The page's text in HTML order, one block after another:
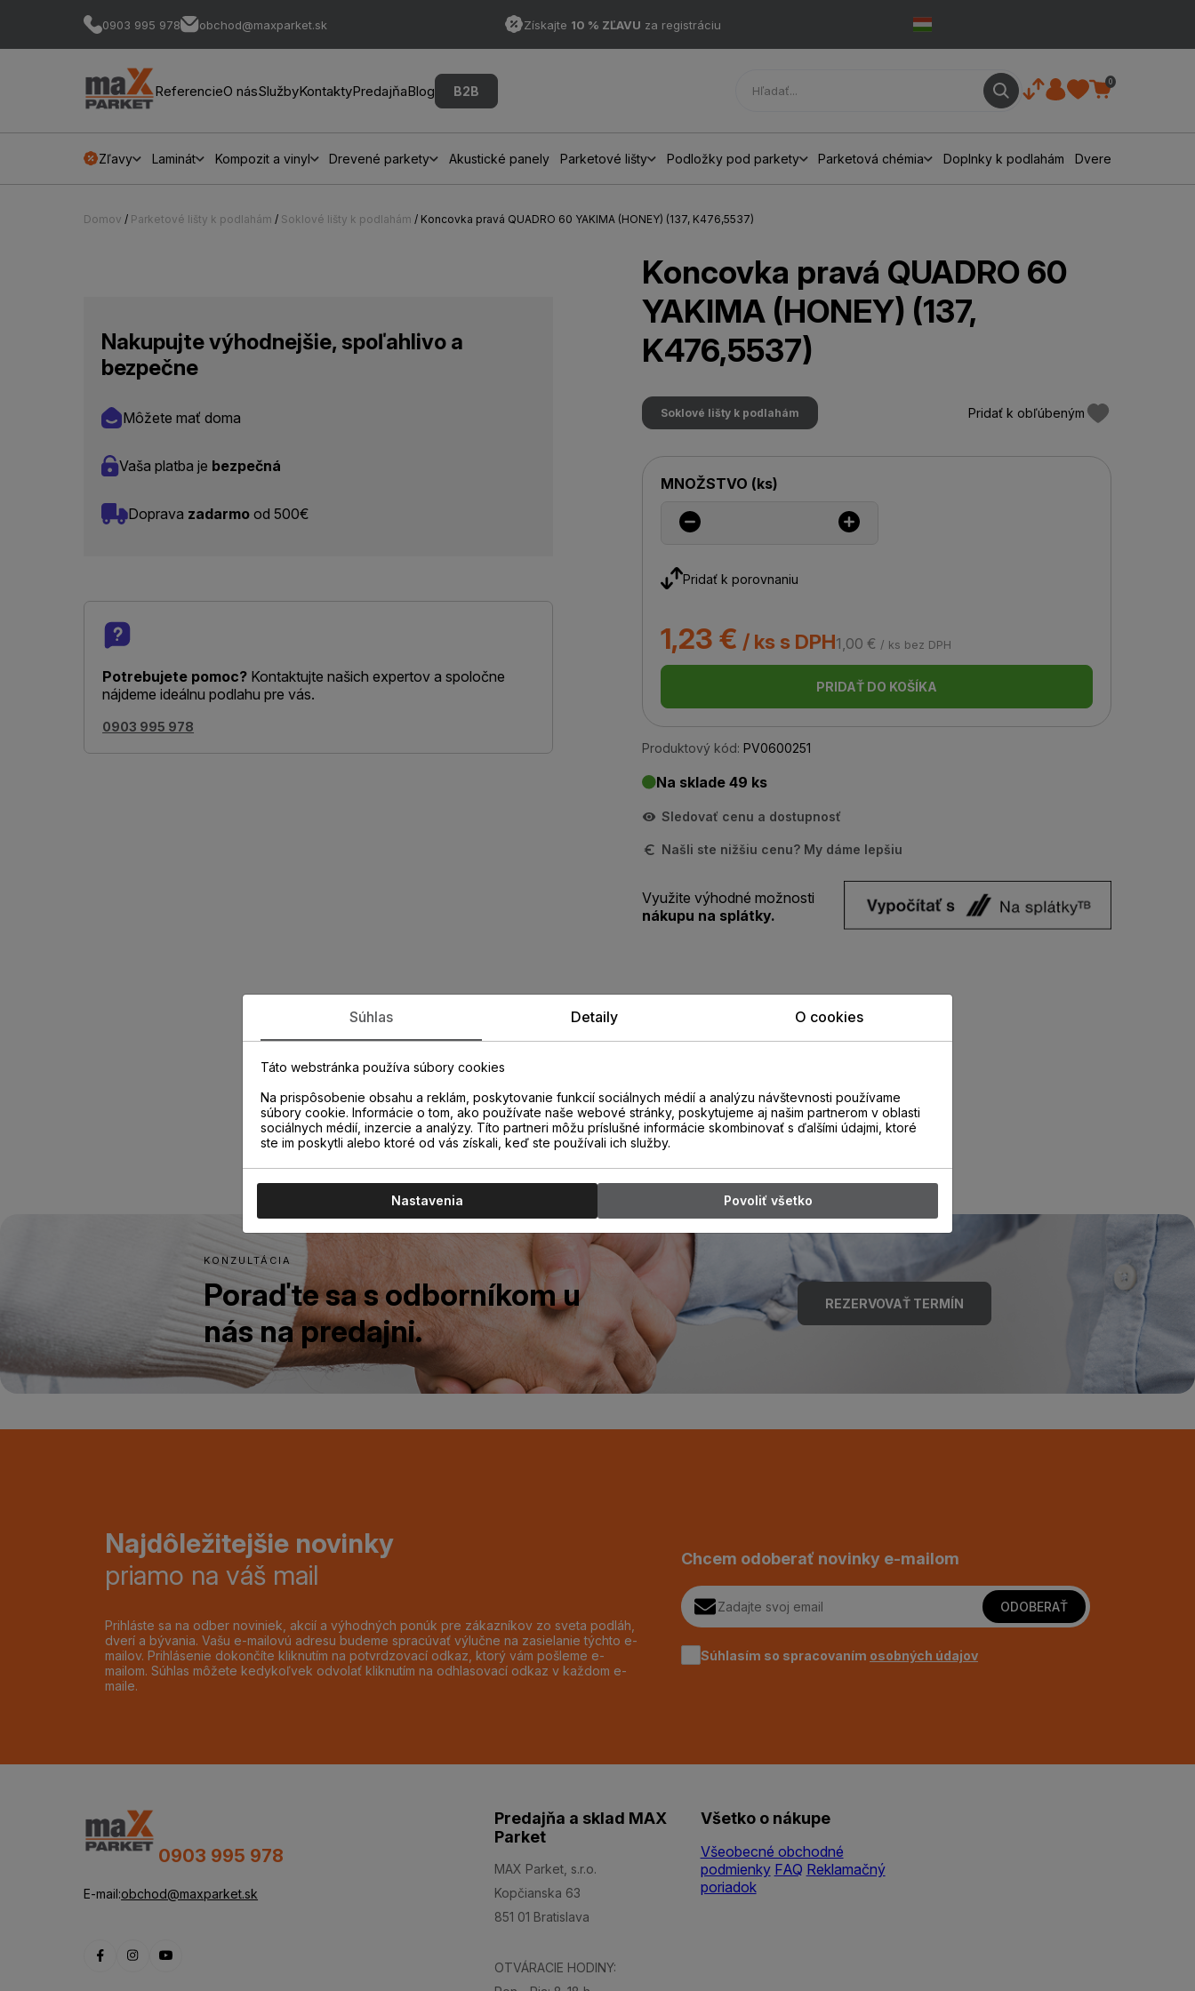
0903 995 978 obchod@maxparket.sk Získajte 10 % ZĽAVU za registráciu
ReferencieO násSlužbyKontaktyPredajňaBlog B2B
0
Zľavy Laminát Kompozit a vinyl Drevené parkety Akustické panely Parketové lišty Podložky pod parkety Parketová chémia Doplnky k podlahám Dvere
Domov / Parketové lišty k podlahám / Soklové lišty k podlahám / Koncovka pravá QUADRO 60 YAKIMA (HONEY) (137, K476,5537)
Nakupujte výhodnejšie, spoľahlivo a
bezpečne
Môžete mať doma
Vaša platba je bezpečná
Doprava zadarmo od 500€
Potrebujete pomoc? Kontaktujte našich expertov a spoločne
nájdeme ideálnu podlahu pre vás.
0903 995 978
Koncovka pravá QUADRO 60
YAKIMA (HONEY) (137,
K476,5537)
Soklové lišty k podlahám Pridať k obľúbeným
MNOŽSTVO (ks)
Pridať k porovnaniu
1,23 € / ks s DPH1,00 € / ks bez DPH
PRIDAŤ DO KOŠÍKA
Produktový kód: PV0600251
Na sklade 49 ks
Sledovať cenu a dostupnosť
Našli ste nižšiu cenu? My dáme lepšiu
Využite výhodné možnosti
nákupu na splátky.
Zistite viac o vlastnostiach
KONZULTÁCIA
Poraďte sa s odborníkom u
nás na predajni.
REZERVOVAŤ TERMÍN
Najdôležitejšie novinky
priamo na váš mail
Prihláste sa na odber noviniek, akcií a výhodných ponúk pre zákazníkov zo sveta podláh,
dverí a bývania. Vašu e-mailovú adresu budeme spracúvať výlučne na zasielanie týchto e-
mailov. Prihlásenie dokončíte kliknutím na potvrdzovací odkaz, ktorý vám pošleme e-
mailom. Súhlas môžete kedykoľvek odvolať kliknutím na odhlasovací odkaz v každom e-
maile.
Chcem odoberať novinky e-mailom
ODOBERAŤ
Súhlasím so spracovaním osobných údajov
0903 995 978
E-mail:obchod@maxparket.sk
Predajňa a sklad MAX
Parket
MAX Parket, s.r.o.
Kopčianska 63
851 01 Bratislava
OTVÁRACIE HODINY:
Všetko o nákupe
Všeobecné obchodné
podmienky FAQ Reklamačný
poriadok
Súhlas Detaily O cookies
Táto webstránka používa súbory cookies
Na prispôsobenie obsahu a reklám, poskytovanie funkcií sociálnych médií a analýzu návštevnosti používame
súbory cookie. Informácie o tom, ako používate naše webové stránky, poskytujeme aj našim partnerom v oblasti
sociálnych médií, inzercie a analýzy. Títo partneri môžu príslušné informácie skombinovať s ďalšími údajmi, ktoré
ste im poskytli alebo ktoré od vás získali, keď ste používali ich služby.
Nastavenia Povoliť všetko